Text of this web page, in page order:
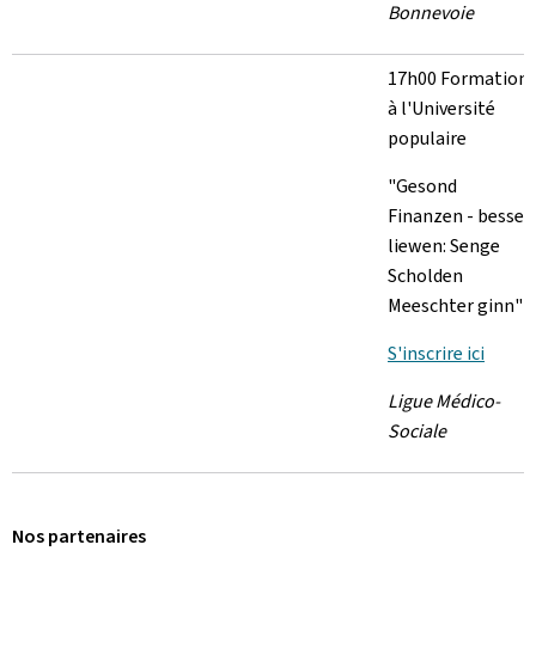
Bonnevoie
17h00 Formation
à l'Université
populaire
"Gesond
Finanzen - besser
liewen: Senge
Scholden
Meeschter ginn"
S'inscrire ici
Ligue Médico-
Sociale
Nos partenaires